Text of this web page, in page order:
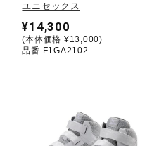
サポーター
ジュニア／キッズ
ユニセックス
¥14,300
(本体価格 ¥13,000)
品番 F1GA2102